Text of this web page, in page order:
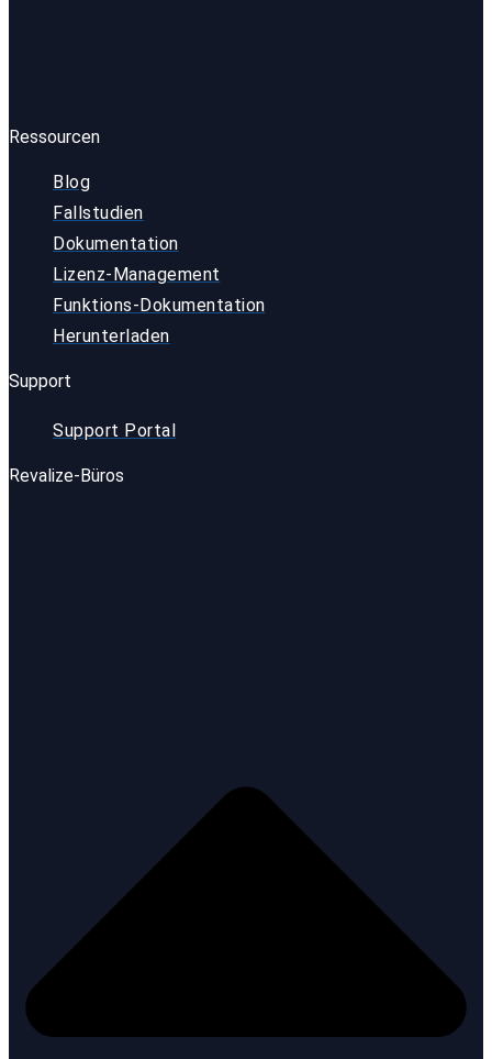
Ressourcen
Blog
Fallstudien
Dokumentation
Lizenz-Management
Funktions-Dokumentation
Herunterladen
Support
Support Portal
Revalize-Büros